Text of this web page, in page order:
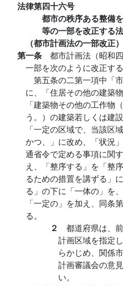
法律第四十六号
都市の秩序ある整備
等の一部を改正する
（都市計画法の一部改正）
第一条 都市計画法（昭和
一部を次のように改正する
第五条の二第一項中「
に、「住居その他の建築
「建築物その他の工作物
う。）の建築若しくは建
「一定の区域で、当該区
かつ、」に改め、「状況
通省令で定める事項に関
え、「整序する」を「整
るための措置を講ずる」
る」の下に「一体の」を
「一定の」を加え、同条
る。
２ 都道府県は、
計画区域を指定
らかじめ、関係
計画審議会の意
い。